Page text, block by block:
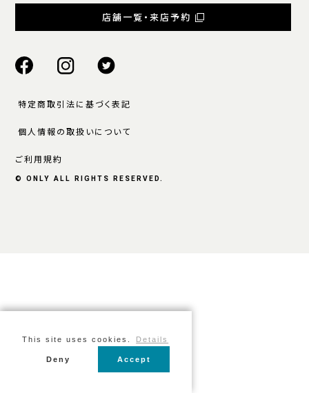
店舗一覧・来店予約
特定商取引法に基づく表記
個人情報の取扱いについて
ご利用規約
© ONLY ALL RIGHTS RESERVED.
This site uses cookies. Details
Deny Accept